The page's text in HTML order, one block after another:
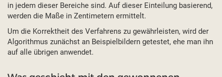
in jedem dieser Bereiche sind. Auf dieser Einteilung basierend,
werden die Maße in Zentimetern ermittelt.
Um die Korrektheit des Verfahrens zu gewährleisten, wird der
Algorithmus zunächst an Beispielbildern getestet, ehe man ihn
auf alle übrigen anwendet.